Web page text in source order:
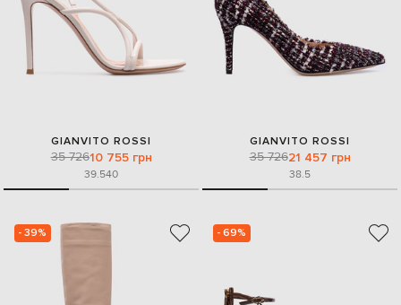
GIANVITO ROSSI
35 72610 755 грн
39.540
GIANVITO ROSSI
35 72621 457 грн
38.5
- 39% - 69%